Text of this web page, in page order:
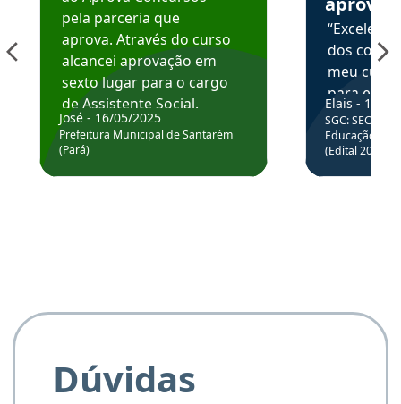
pela parceria que
aprova. Através do curso
alcancei aprovação em
sexto lugar para o cargo
de Assistente Social.
Hoje estou atuando na
Prefeitura de Santarém.
José - 16/05/2025
Prefeitura Municipal de Santarém
(Pará)
dos
meu
para
colocar
através
de
Elais - 15/
SGC: SEC BA
Educação
(Edital
Dúvidas